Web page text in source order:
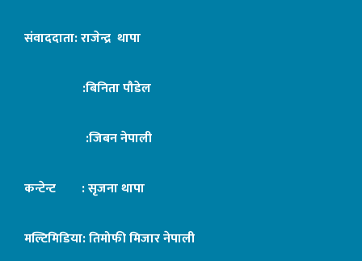
संवाददाता: राजेन्द्र थापा
:बिनिता पौडेल
:जिबन नेपाली
कन्टेन्ट : सृजना थापा
मल्टिमिडिया: तिमोफी मिजार नेपाली